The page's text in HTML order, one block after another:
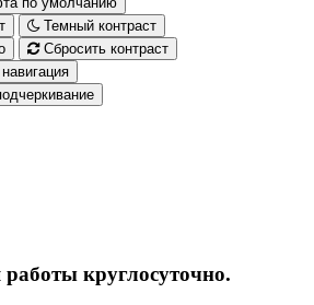
Темный контраст
Сбросить контраст
работы круглосуточно.